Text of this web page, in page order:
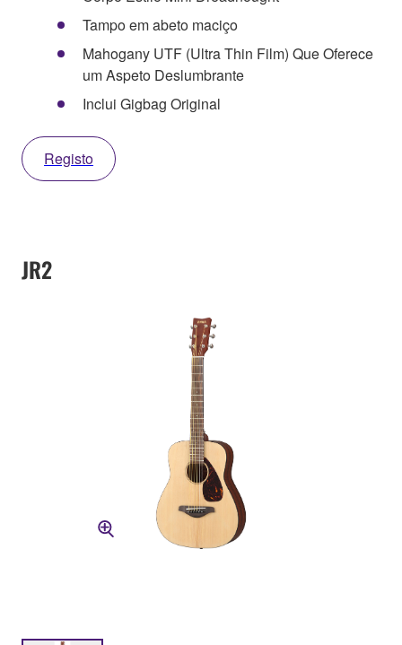
Tampo em abeto maciço
Mahogany UTF (Ultra Thin Film) Que Oferece
um Aspeto Deslumbrante
Inclui Gigbag Original
Registo
JR2